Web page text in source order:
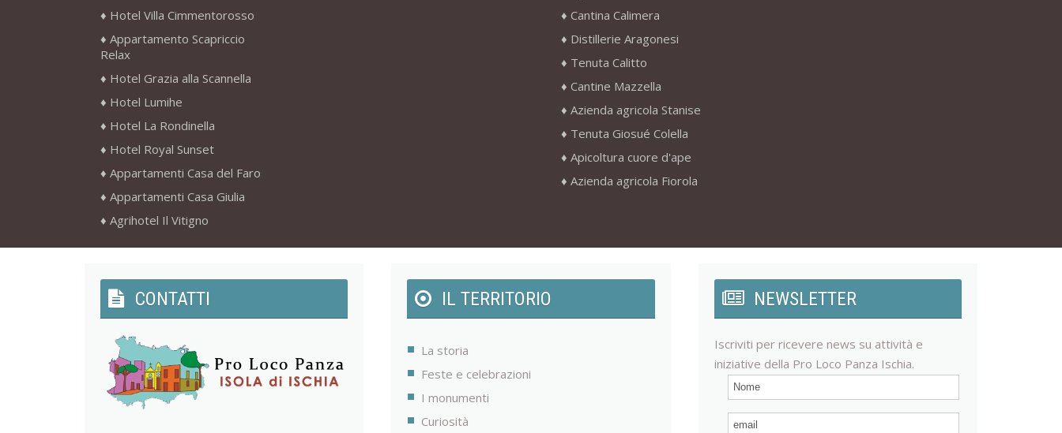
Hotel Villa Cimmentorosso
Appartamento Scapriccio
Relax
Hotel Grazia alla Scannella
Hotel Lumihe
Hotel La Rondinella
Hotel Royal Sunset
Appartamenti Casa del Faro
Appartamenti Casa Giulia
Agrihotel Il Vitigno
Cantina Calimera
Distillerie Aragonesi
Tenuta Calitto
Cantine Mazzella
Azienda agricola Stanise
Tenuta Giosué Colella
Apicoltura cuore d'ape
Azienda agricola Fiorola
CONTATTI IL TERRITORIO
La storia
Feste e celebrazioni
I monumenti
Curiosità
NEWSLETTER
Iscriviti per ricevere news su attività e
iniziative della Pro Loco Panza Ischia.